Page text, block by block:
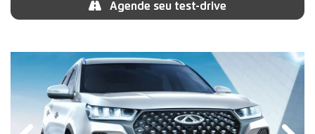
Agende seu test-drive